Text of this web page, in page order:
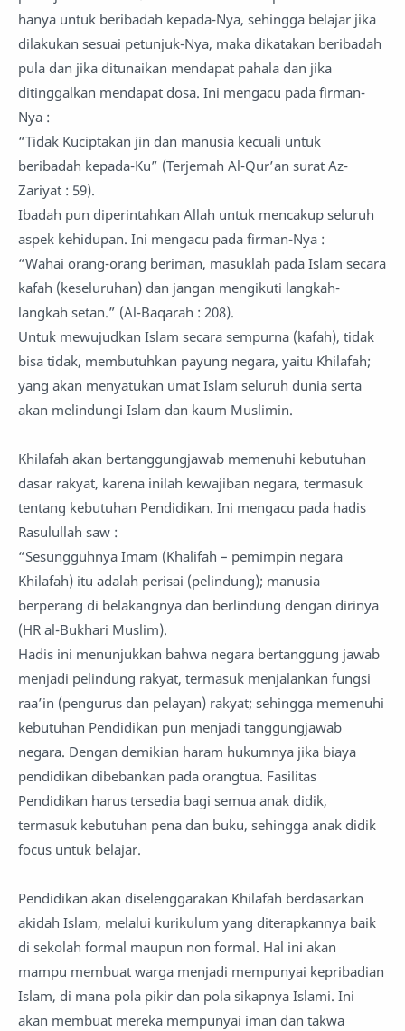
hanya untuk beribadah kepada-Nya, sehingga belajar jika
dilakukan sesuai petunjuk-Nya, maka dikatakan beribadah
pula dan jika ditunaikan mendapat pahala dan jika
ditinggalkan mendapat dosa. Ini mengacu pada firman-
Nya :
“Tidak Kuciptakan jin dan manusia kecuali untuk
beribadah kepada-Ku” (Terjemah Al-Qur’an surat Az-
Zariyat : 59).
Ibadah pun diperintahkan Allah untuk mencakup seluruh
aspek kehidupan. Ini mengacu pada firman-Nya :
“Wahai orang-orang beriman, masuklah pada Islam secara
kafah (keseluruhan) dan jangan mengikuti langkah-
langkah setan.” (Al-Baqarah : 208).
Untuk mewujudkan Islam secara sempurna (kafah), tidak
bisa tidak, membutuhkan payung negara, yaitu Khilafah;
yang akan menyatukan umat Islam seluruh dunia serta
akan melindungi Islam dan kaum Muslimin.
Khilafah akan bertanggungjawab memenuhi kebutuhan
dasar rakyat, karena inilah kewajiban negara, termasuk
tentang kebutuhan Pendidikan. Ini mengacu pada hadis
Rasulullah saw :
“Sesungguhnya Imam (Khalifah – pemimpin negara
Khilafah) itu adalah perisai (pelindung); manusia
berperang di belakangnya dan berlindung dengan dirinya
(HR al-Bukhari Muslim).
Hadis ini menunjukkan bahwa negara bertanggung jawab
menjadi pelindung rakyat, termasuk menjalankan fungsi
raa’in (pengurus dan pelayan) rakyat; sehingga memenuhi
kebutuhan Pendidikan pun menjadi tanggungjawab
negara. Dengan demikian haram hukumnya jika biaya
pendidikan dibebankan pada orangtua. Fasilitas
Pendidikan harus tersedia bagi semua anak didik,
termasuk kebutuhan pena dan buku, sehingga anak didik
focus untuk belajar.
Pendidikan akan diselenggarakan Khilafah berdasarkan
akidah Islam, melalui kurikulum yang diterapkannya baik
di sekolah formal maupun non formal. Hal ini akan
mampu membuat warga menjadi mempunyai kepribadian
Islam, di mana pola pikir dan pola sikapnya Islami. Ini
akan membuat mereka mempunyai iman dan takwa